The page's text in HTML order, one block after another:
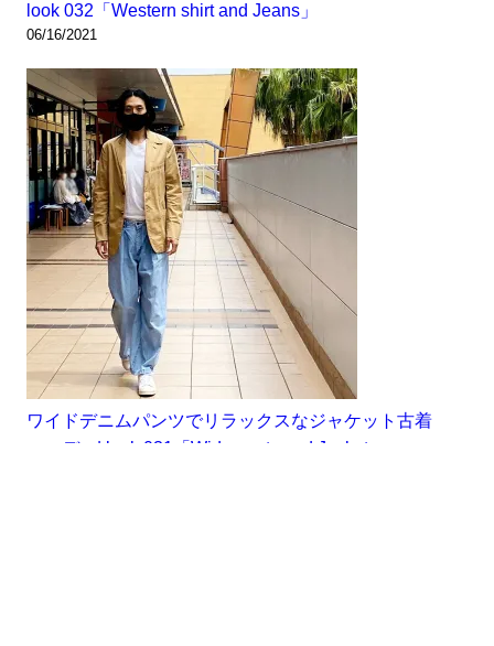
look 032「Western shirt and Jeans」
06/16/2021
ワイドデニムパンツでリラックスなジャケット古着
コーデ。| look 031「Wide pants and Jacket」